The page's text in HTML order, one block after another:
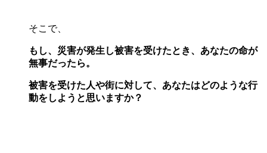
そこで、
もし、災害が発生し被害を受けたとき、あなたの命が
無事だったら。
被害を受けた人や街に対して、あなたはどのような行
動をしようと思いますか？